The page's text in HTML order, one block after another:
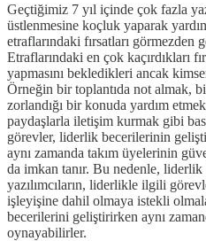
Geçtiğimiz 7 yıl içinde çok fazla
üstlenmesine koçluk yaparak
etraflarındaki fırsatları görmezden
Etraflarındaki en çok kaçırdıkları
yapmasını bekledikleri ancak
Örneğin bir toplantıda not almak,
zorlandığı bir konuda yardım
paydaşlarla iletişim kurmak gibi
görevler, liderlik becerilerinin
aynı zamanda takım üyelerinin
da imkan tanır. Bu nedenle,
yazılımcıların, liderlikle ilgili
işleyişine dahil olmaya istekli
becerilerini geliştirirken aynı
oynayabilirler.